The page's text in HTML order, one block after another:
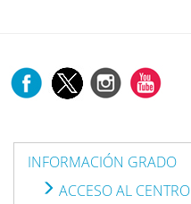
INFORMACIÓN GRADO
ACCESO AL CENTRO